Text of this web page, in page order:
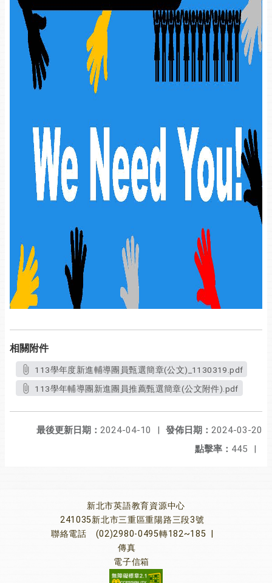
相關附件
113學年度新進輔導團員甄選簡章(公文)_1130319.pdf
113學年輔導團新進團員推薦甄選簡章(公文附件).pdf
發佈日期： 2024-03-20
最後更新日期： 2024-04-10
|
點擊率： 445 |
新北市英語教育資源中心
241035新北市三重區重陽路三段3號
聯絡電話
(02)2980-0495轉182~185
傳真
電子信箱